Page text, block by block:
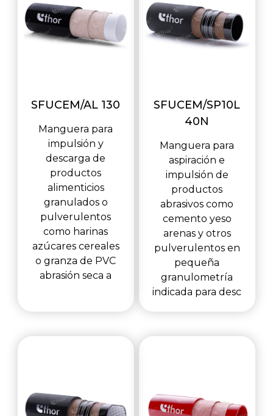
SFUCEM/AL 130
Manguera para
impulsión y
descarga de
productos
alimenticios
granulados o
pulverulentos
como harinas
azúcares cereales
o granza de PVC
abrasión seca a
SFUCEM/SP10L
40N
Manguera para
aspiración e
impulsión de
productos
abrasivos como
cemento yeso
arenas y otros
pulverulentos en
pequeña
granulometría
indicada para desc